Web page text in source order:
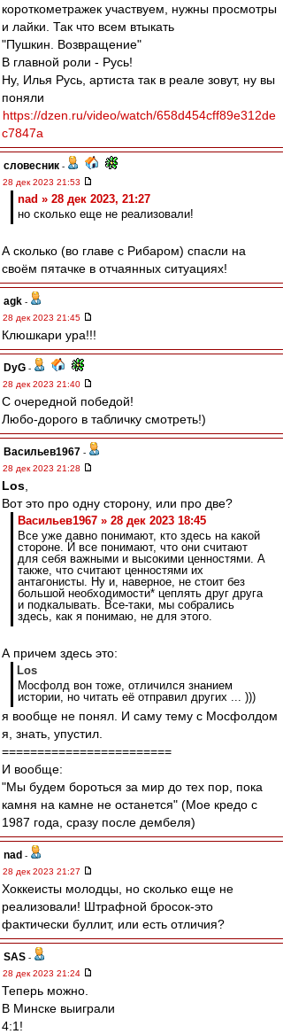
короткометражек участвуем, нужны просмотры
и лайки. Так что всем втыкать
"Пушкин. Возвращение"
В главной роли - Русь!
Ну, Илья Русь, артиста так в реале зовут, ну вы
поняли
https://dzen.ru/video/watch/658d454cff89e312de
c7847a
словесник -
28 дек 2023 21:53
nad » 28 дек 2023, 21:27
но сколько еще не реализовали!
А сколько (во главе с Рибаром) спасли на
своём пятачке в отчаянных ситуациях!
agk -
28 дек 2023 21:45
Клюшкари ура!!!
DyG -
28 дек 2023 21:40
С очередной победой!
Любо-дорого в табличку смотреть!)
Васильев1967 -
28 дек 2023 21:28
Los
Вот это про одну сторону, или про две?
Васильев1967 » 28 дек 2023 18:45
Все уже давно понимают, кто здесь на какой
стороне. И все понимают, что они считают
для себя важными и высокими ценностями. А
также, что считают ценностями их
антагонисты. Ну и, наверное, не стоит без
большой необходимости* цеплять друг друга
и подкалывать. Все-таки, мы собрались
здесь, как я понимаю, не для этого.
А причем здесь это:
Los
Мосфолд вон тоже, отличился знанием
истории, но читать её отправил других ... )))
я вообще не понял. И саму тему с Мосфолдом
я, знать, упустил.
========================
И вообще:
"Мы будем бороться за мир до тех пор, пока
камня на камне не останется" (Мое кредо с
1987 года, сразу после дембеля)
nad -
28 дек 2023 21:27
Хоккеисты молодцы, но сколько еще не
реализовали! Штрафной бросок-это
фактически буллит, или есть отличия?
SAS -
28 дек 2023 21:24
Теперь можно.
В Минске выиграли
4:1!